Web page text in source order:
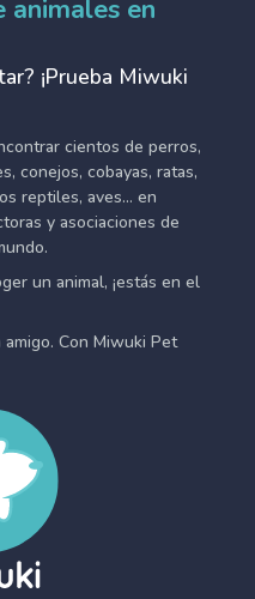
animales en
¡Prueba Miwuki
cientos de perros,
conejos, cobayas, ratas,
reptiles, aves... en
y asociaciones de
un animal, ¡estás en el
amigo. Con Miwuki Pet